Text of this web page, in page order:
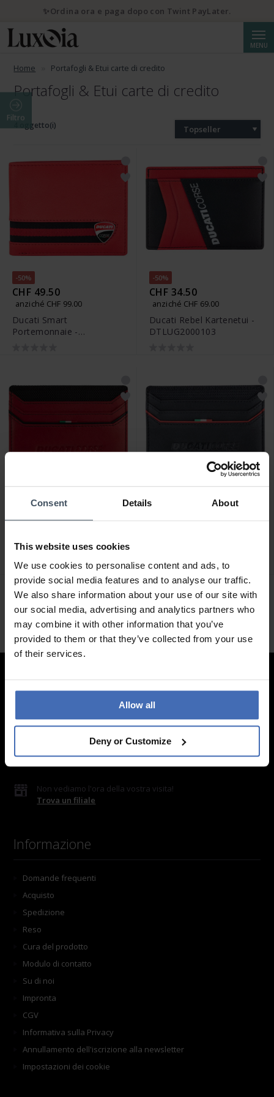
Consent Details About
This website uses cookies
We use cookies to personalise content and ads, to
provide social media features and to analyse our traffic.
We also share information about your use of our site with
our social media, advertising and analytics partners who
may combine it with other information that you’ve
provided to them or that they’ve collected from your use
of their services.
Allow all
Deny or Customize
MENU
Home Portafogli & Etui carte di credito
Portafogli & Etui carte di credito
Filtro
4 oggetto(i) Topseller
-50%
CHF 49.50
anziché CHF 99.00
Ducati Smart
Portemonnaie -
-50%
CHF 34.50
anziché CHF 69.00
Ducati Rebel Kartenetui -
DTLUG2000103
anziché CHF 69.00
DTLGD2000301
Contatto
LUXOIA Webshop AG
Modulo di contatto
hello@luxoia.com
Non vediamo l'ora della vostra visita!
Trova un filiale
Informazione
Domande frequenti
Acquisto
Spedizione
Reso
Cura del prodotto
Modulo di contatto
Su di noi
Impronta
CGV
Informativa sulla Privacy
Annullamento dell'iscrizione alla newsletter
Impostazioni dei cookie
✨Ordina ora e paga dopo con Twint PayLater.